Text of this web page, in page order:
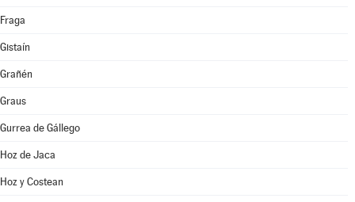
Fraga
Gistaín
Grañén
Graus
Gurrea de Gállego
Hoz de Jaca
Hoz y Costean